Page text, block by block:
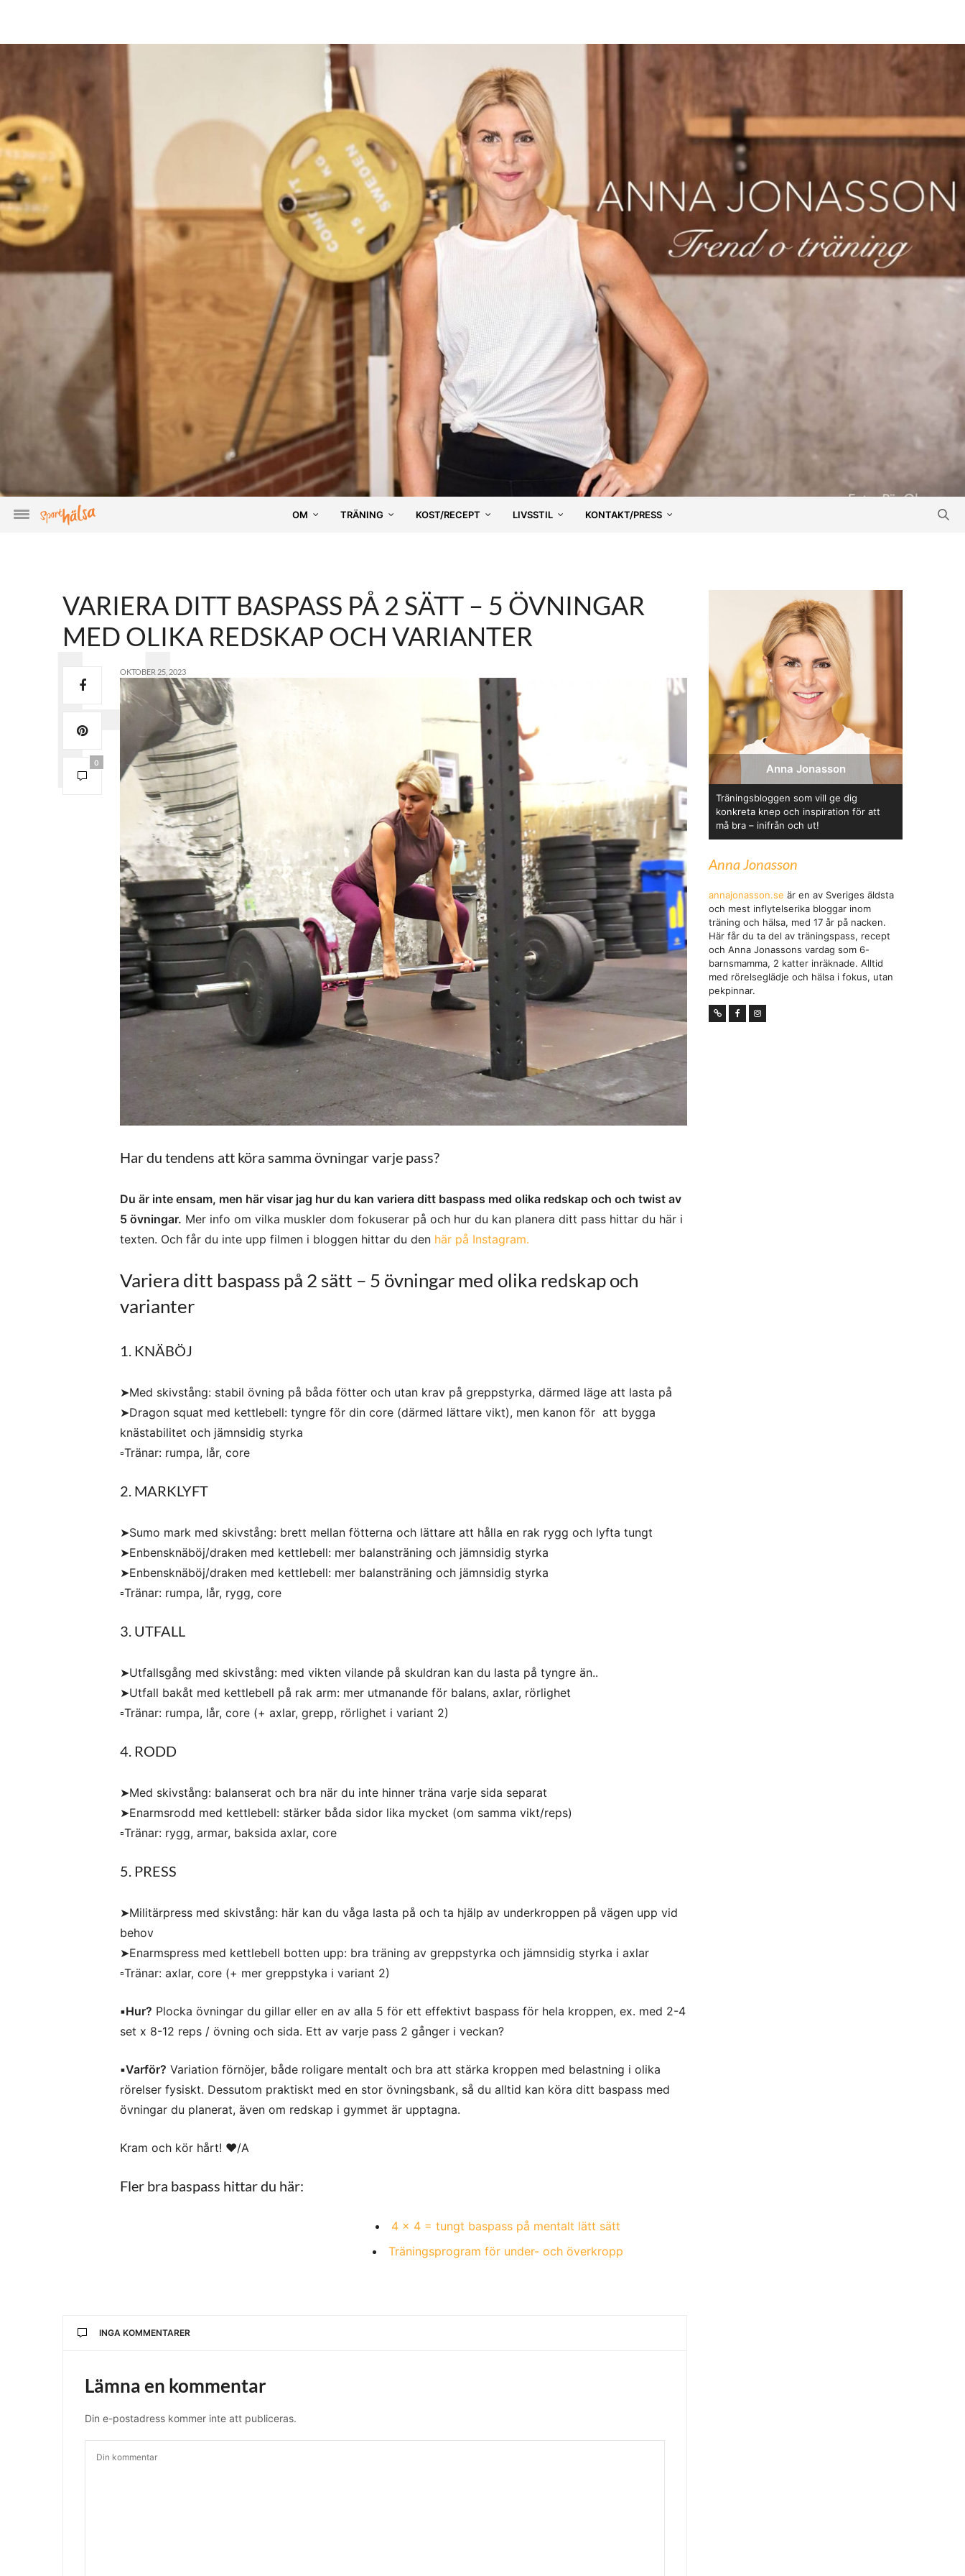
OM TRÄNING KOST/RECEPT LIVSSTIL KONTAKT/PRESS
VARIERA DITT BASPASS PÅ 2 SÄTT – 5 ÖVNINGAR
MED OLIKA REDSKAP OCH VARIANTER
0
OKTOBER 25, 2023
Har du tendens att köra samma övningar varje pass?
Du är inte ensam, men här visar jag hur du kan variera ditt baspass med olika redskap och och twist av
5 övningar. Mer info om vilka muskler dom fokuserar på och hur du kan planera ditt pass hittar du här i
texten. Och får du inte upp filmen i bloggen hittar du den här på Instagram.
Variera ditt baspass på 2 sätt – 5 övningar med olika redskap och
varianter
1. KNÄBÖJ
➤Med skivstång: stabil övning på båda fötter och utan krav på greppstyrka, därmed läge att lasta på
➤Dragon squat med kettlebell: tyngre för din core (därmed lättare vikt), men kanon för att bygga
knästabilitet och jämnsidig styrka
▫️Tränar: rumpa, lår, core
2. MARKLYFT
➤Sumo mark med skivstång: brett mellan fötterna och lättare att hålla en rak rygg och lyfta tungt
➤Enbensknäböj/draken med kettlebell: mer balansträning och jämnsidig styrka
➤Enbensknäböj/draken med kettlebell: mer balansträning och jämnsidig styrka
▫️Tränar: rumpa, lår, rygg, core
3. UTFALL
➤Utfallsgång med skivstång: med vikten vilande på skuldran kan du lasta på tyngre än..
➤Utfall bakåt med kettlebell på rak arm: mer utmanande för balans, axlar, rörlighet
▫️Tränar: rumpa, lår, core (+ axlar, grepp, rörlighet i variant 2)
4. RODD
➤Med skivstång: balanserat och bra när du inte hinner träna varje sida separat
➤Enarmsrodd med kettlebell: stärker båda sidor lika mycket (om samma vikt/reps)
▫️Tränar: rygg, armar, baksida axlar, core
5. PRESS
➤Militärpress med skivstång: här kan du våga lasta på och ta hjälp av underkroppen på vägen upp vid
behov
➤Enarmspress med kettlebell botten upp: bra träning av greppstyrka och jämnsidig styrka i axlar
▫️Tränar: axlar, core (+ mer greppstyka i variant 2)
▪️Hur? Plocka övningar du gillar eller en av alla 5 för ett effektivt baspass för hela kroppen, ex. med 2-4
set x 8-12 reps / övning och sida. Ett av varje pass 2 gånger i veckan?
▪️Varför? Variation förnöjer, både roligare mentalt och bra att stärka kroppen med belastning i olika
rörelser fysiskt. Dessutom praktiskt med en stor övningsbank, så du alltid kan köra ditt baspass med
övningar du planerat, även om redskap i gymmet är upptagna.
Kram och kör hårt! ♥/A
Fler bra baspass hittar du här:
4 x 4 = tungt baspass på mentalt lätt sätt
Träningsprogram för under- och överkropp
INGA KOMMENTARER
Lämna en kommentar
Din e-postadress kommer inte att publiceras.
Anna Jonasson
Träningsbloggen som vill ge dig
konkreta knep och inspiration för att
må bra – inifrån och ut!
Anna Jonasson
annajonasson.se är en av Sveriges äldsta
och mest inflytelserika bloggar inom
träning och hälsa, med 17 år på nacken.
Här får du ta del av träningspass, recept
och Anna Jonassons vardag som 6-
barnsmamma, 2 katter inräknade. Alltid
med rörelseglädje och hälsa i fokus, utan
pekpinnar.